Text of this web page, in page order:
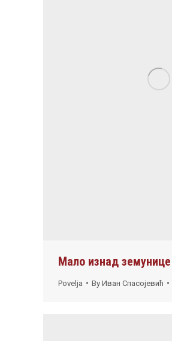
Мало изнад земунице
Povelja By Иван Спасојевић